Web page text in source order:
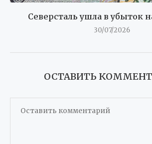
Северсталь ушла в убыток
30/07/2026
ОСТАВИТЬ